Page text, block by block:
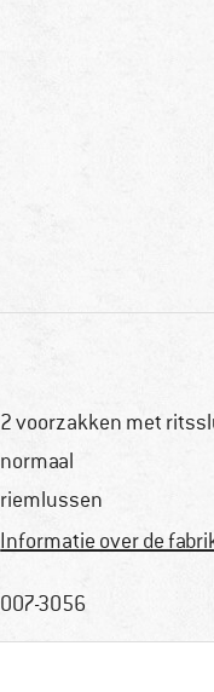
2 voorzakken met
normaal
riemlussen
Informatie over de
007-3056